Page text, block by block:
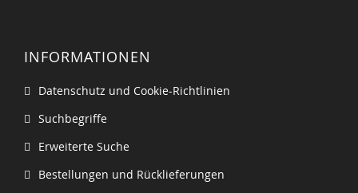
INFORMATIONEN
Datenschutz und Cookie-Richtlinien
Suchbegriffe
Erweiterte Suche
Bestellungen und Rücklieferungen